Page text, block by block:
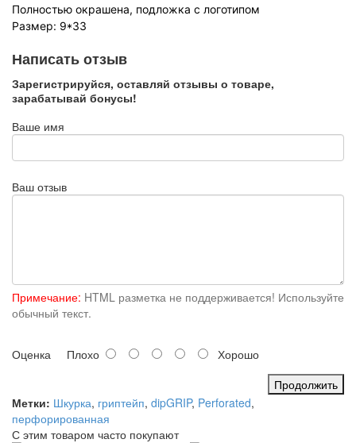
Полностью окрашена, подложка с логотипом
Размер: 9*33
Написать отзыв
Зарегистрируйся, оставляй отзывы о товаре,
зарабатывай бонусы!
Ваше имя
Ваш отзыв
Примечание: HTML разметка не поддерживается! Используйте
обычный текст.
Оценка Плохо
Хорошо
Продолжить
Метки: Шкурка, гриптейп, dipGRIP, Perforated,
перфорированная
С этим товаром часто покупают